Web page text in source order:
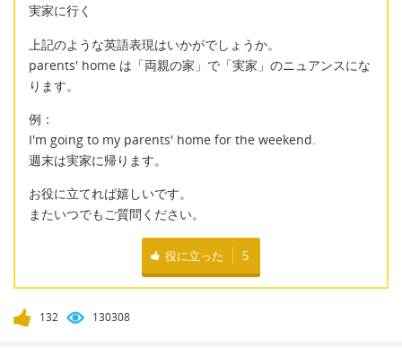
実家に行く
上記のような英語表現はいかがでしょうか。
parents' home は「両親の家」で「実家」のニュアンスにな
ります。
例：
I'm going to my parents' home for the weekend.
週末は実家に帰ります。
お役に立てれば嬉しいです。
またいつでもご質問ください。
役に立った 5
132 130308